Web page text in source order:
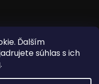
Ďalším
súhlas s ich
.
a platba
podmienky